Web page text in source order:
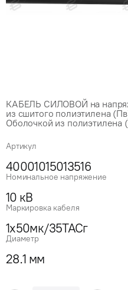
КАБЕЛЬ СИЛОВОЙ на
из сшитого полиэтилена
Оболочкой из полиэтилена
Артикул
40001015013516
Номинальное напряжение
10 кВ
Маркировка кабеля
1x50мк/35ТАСг
Диаметр
28.1 мм